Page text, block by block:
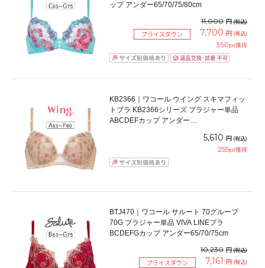
ップ アンダー65/70/75/80cm
11,000 円(税込)
プライスダウン 7,700 円 (税込)
350pt獲得
KB2366｜ワコール ウイング スキマフィッ
トブラ KB2366シリーズ ブラジャー単品
ABCDEFカップ アンダー
5,610 円 (税込)
255pt獲得
BTJ470｜ワコール サルート 70グループ
70G ブラジャー単品 VIVA LINEブラ
BCDEFGカップ アンダー65/70/75cm
10,230 円(税込)
プライスダウン 7,161 円 (税込)